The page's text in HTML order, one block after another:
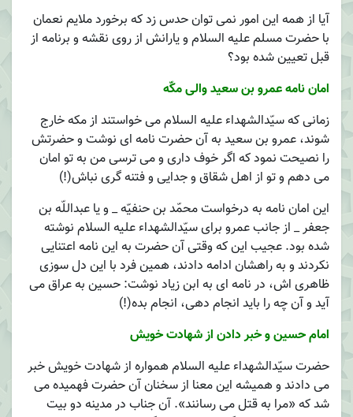
آیا از همه این امور نمی توان حدس زد که برخورد ملایم نعمان
با حضرت مسلم علیه السلام و یارانش از روی نقشه و برنامه از
قبل تعیین شده بود؟
امان نامه عمرو بن سعید والی مکّه
زمانی که سیّدالشهداء علیه السلام می خواستند از مکه خارج
شوند، عمرو بن سعید به آن حضرت نامه ای نوشت و حضرتش
را نصیحت نمود که اگر خوف داری و می ترسی من به تو امان
می دهم و تو از اهل شقاق و جدایی و فتنه گری نباش(!)
این امان نامه به درخواست محمّد بن حنفیّه _ و یا عبداللّه بن
جعفر _ از جانب عمرو برای سیّدالشهداء علیه السلام نوشته
شده بود. عجیب این که وقتی آن حضرت به این نامه اعتنایی
نکردند و به راهشان ادامه دادند، همین فرد با این دل سوزی
ظاهری اش، در نامه ای به ابن زیاد نوشت: حسین به عراق می
آید و آن چه را باید انجام دهی، انجام بده(!)
امام حسین و خبر دادن از شهادت خویش
حضرت سیّدالشهداء علیه السلام همواره از شهادت خویش خبر
می دادند و همیشه این معنا از سخنان آن حضرت فهمیده می
شد که «مرا به قتل می رسانند». آن جناب در مدینه دو بیت